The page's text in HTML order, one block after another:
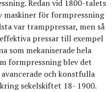
Redan vid 1800-talets
för formpressning
var tramppressar, men så
pressar till exempel
som mekaniserade hela
formpressning blev det
och konstfulla
sekelskiftet 18- 1900.